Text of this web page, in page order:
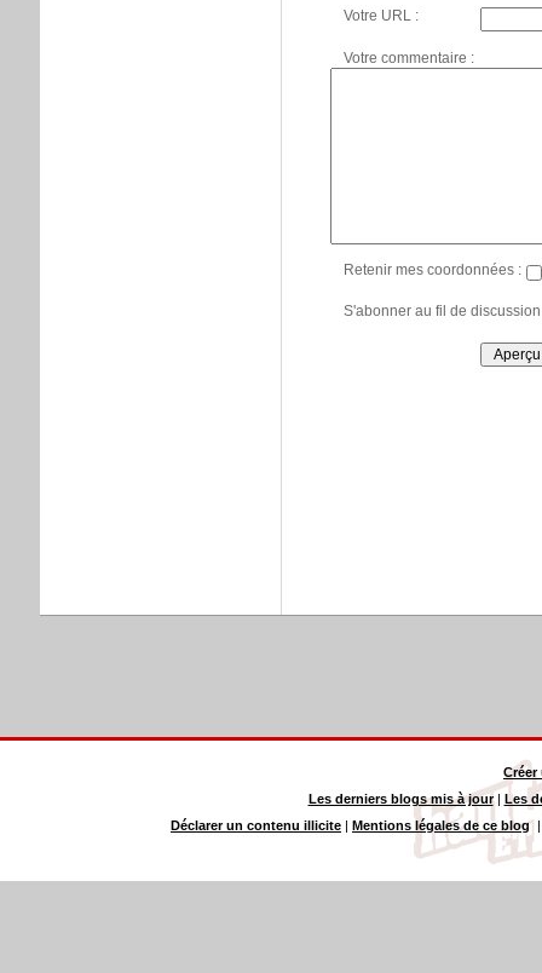
Votre URL :
Votre commentaire :
Retenir mes coordonnées :
S'abonner au fil de
Créer
Les derniers blogs mis à jour| Les
Déclarer un contenu illicite | Mentions légales de ce blog